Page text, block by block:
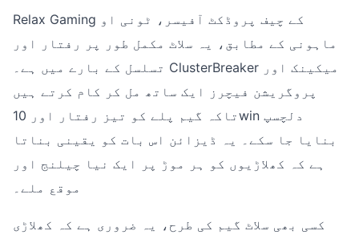
Relax Gaming کے چیف پروڈکٹ آفیسر، ٹونی او
ماہونی کے مطابق، یہ سلاٹ مکمل طور پر رفتار اور
تسلسل کے بارے میں ہے۔ ClusterBreaker میکینک اور
پروگریشن فیچرز ایک ساتھ مل کر کام کرتے ہیں
تاکہ گیم پلے کو تیز رفتار اور 10win دلچسپ
بنایا جا سکے۔ یہ ڈیزائن اس بات کو یقینی بناتا
ہے کہ کھلاڑیوں کو ہر موڑ پر ایک نیا چیلنج اور
موقع ملے۔
کسی بھی سلاٹ گیم کی طرح، یہ ضروری ہے کہ کھلاڑی